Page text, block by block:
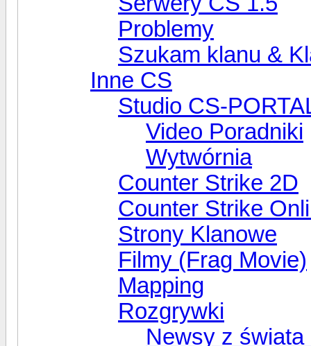
Problemy
Szukam klanu &
Inne CS
Studio CS-
Video Poradniki
Wytwórnia
Counter Strike 2D
Counter Strike
Strony Klanowe
Filmy (Frag Movie)
Mapping
Rozgrywki
Newsy z